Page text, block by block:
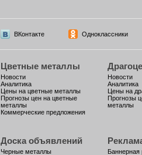
ВКонтакте Одноклассники
Цветные металлы
Новости
Аналитика
Цены на цветные металлы
Прогнозы цен на цветные
металлы
Коммерческие предложения
Новости
Аналитика
Цены на
Прогнозы
металлы
Доска объявлений
Черные металлы
Баннерная